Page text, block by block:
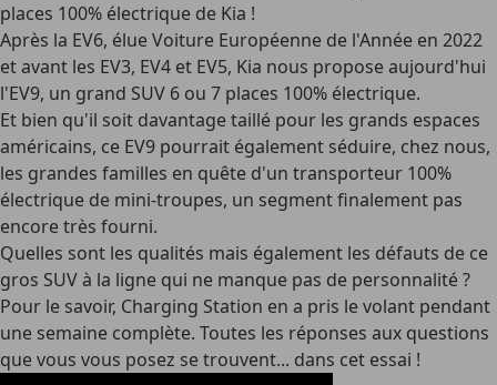
places 100% électrique de Kia !
Après la EV6, élue Voiture Européenne de l'Année en 2022
et avant les EV3, EV4 et EV5, Kia nous propose aujourd'hui
l'EV9, un grand SUV 6 ou 7 places 100% électrique.
Et bien qu'il soit davantage taillé pour les grands espaces
américains, ce EV9 pourrait également séduire, chez nous,
les grandes familles en quête d'un transporteur 100%
électrique de mini-troupes, un segment finalement pas
encore très fourni.
Quelles sont les qualités mais également les défauts de ce
gros SUV à la ligne qui ne manque pas de personnalité ?
Pour le savoir, Charging Station en a pris le volant pendant
une semaine complète. Toutes les réponses aux questions
que vous vous posez se trouvent... dans cet essai !